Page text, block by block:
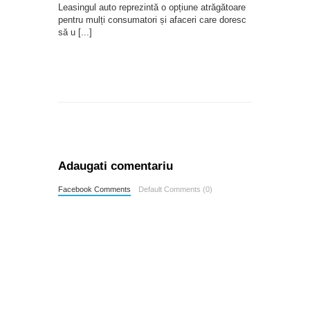
Leasingul auto reprezintă o opțiune atrăgătoare
pentru mulți consumatori și afaceri care doresc
să u [...]
Adaugati comentariu
Facebook Comments Default Comments (0)